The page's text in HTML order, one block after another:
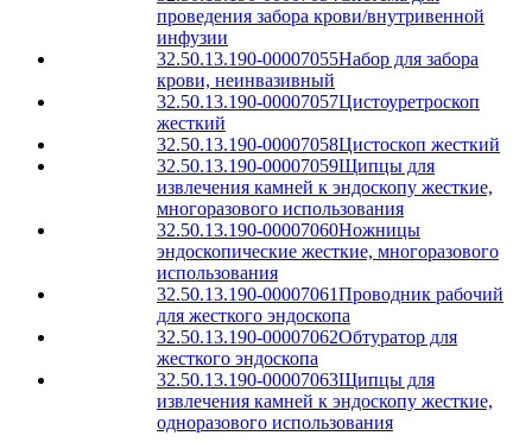
проведения забора крови/внутривенной
инфузии
32.50.13.190-00007055Набор для забора
крови, неинвазивный
32.50.13.190-00007057Цистоуретроскоп
жесткий
32.50.13.190-00007058Цистоскоп жесткий
32.50.13.190-00007059Щипцы для
извлечения камней к эндоскопу жесткие,
многоразового использования
32.50.13.190-00007060Ножницы
эндоскопические жесткие, многоразового
использования
32.50.13.190-00007061Проводник рабочий
для жесткого эндоскопа
32.50.13.190-00007062Обтуратор для
жесткого эндоскопа
32.50.13.190-00007063Щипцы для
извлечения камней к эндоскопу жесткие,
одноразового использования